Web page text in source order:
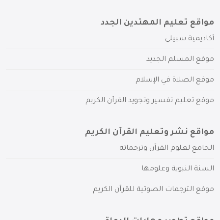
مواقع تعليم المهتدين الجدد
أكاديمية سبيلي
موقع المسلم الجديد
موقع الصلاة في الإسلام
موقع تعليم تفسير وتجويد القرآن الكريم
مواقع نشر وتعليم القرآن الكريم
الجامع لعلوم القرآن وترجماته
السنة النبوية وعلومها
موقع الترجمات الصوتية للقرآن الكريم